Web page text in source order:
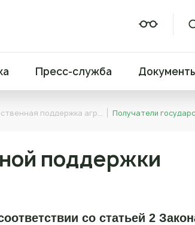
Пресс-служба
поддержка агр… Получатели
поддержки
со статьей 2